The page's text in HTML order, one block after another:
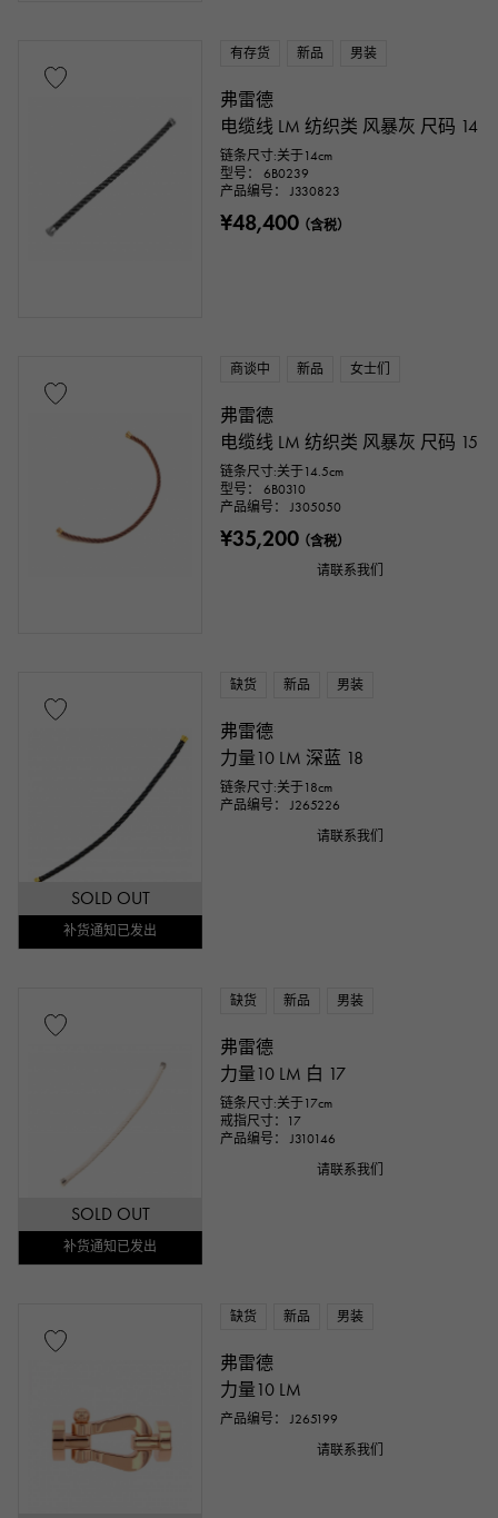
有存货 新品 男装
弗雷德
电缆线 LM 纺织类 风暴灰 尺码 14
链条尺寸:关于14cm
型号： 6B0239
产品编号： J330823
¥48,400（含税）
商谈中 新品 女士们
弗雷德
电缆线 LM 纺织类 风暴灰 尺码 15
链条尺寸:关于14.5cm
型号： 6B0310
产品编号： J305050
¥35,200（含税）
请联系我们
SOLD OUT
补货通知已发出
缺货 新品 男装
弗雷德
力量10 LM 深蓝 18
链条尺寸:关于18cm
产品编号： J265226
请联系我们
SOLD OUT
补货通知已发出
缺货 新品 男装
弗雷德
力量10 LM 白 17
链条尺寸:关于17cm
戒指尺寸：17
产品编号： J310146
请联系我们
缺货 新品 男装
弗雷德
力量10 LM
产品编号： J265199
请联系我们